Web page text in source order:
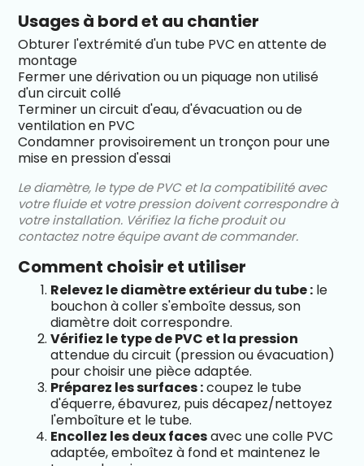
Usages à bord et au chantier
Obturer l'extrémité d'un tube PVC en attente de
montage
Fermer une dérivation ou un piquage non utilisé
d'un circuit collé
Terminer un circuit d'eau, d'évacuation ou de
ventilation en PVC
Condamner provisoirement un tronçon pour une
mise en pression d'essai
Le diamètre, le type de PVC et la compatibilité avec
votre fluide et votre pression doivent correspondre à
votre installation. Vérifiez la fiche produit ou
contactez notre équipe avant de commander.
Comment choisir et utiliser
Relevez le diamètre extérieur du tube : le
bouchon à coller s'emboîte dessus, son
diamètre doit correspondre.
Vérifiez le type de PVC et la pression
attendue du circuit (pression ou évacuation)
pour choisir une pièce adaptée.
Préparez les surfaces :coupez le tube
d'équerre, ébavurez, puis décapez/nettoyez
l'emboîture et le tube.
Encollez les deux facesavec une colle PVC
adaptée, emboîtez à fond et maintenez le